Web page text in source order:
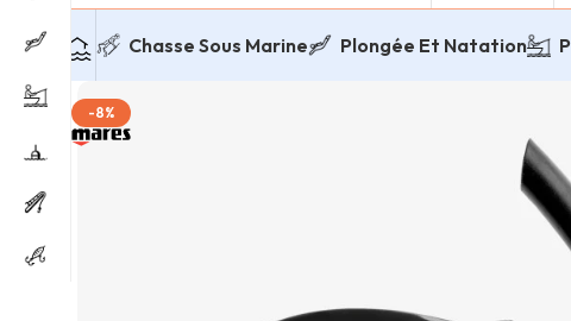
Chasse Sous Marine Plongée Et Natation
-8%